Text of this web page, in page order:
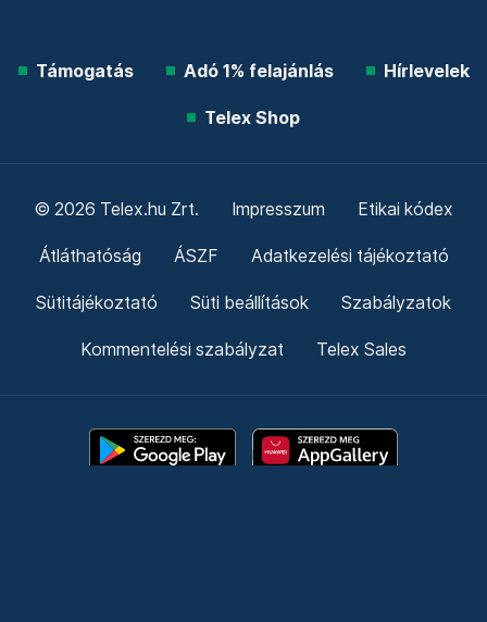
Támogatás Adó 1% felajánlás Hírlevelek
Telex Shop
© 2026 Telex.hu Zrt. Impresszum Etikai kódex
Átláthatóság ÁSZF Adatkezelési tájékoztató
Sütitájékoztató Süti beállítások Szabályzatok
Kommentelési szabályzat Telex Sales